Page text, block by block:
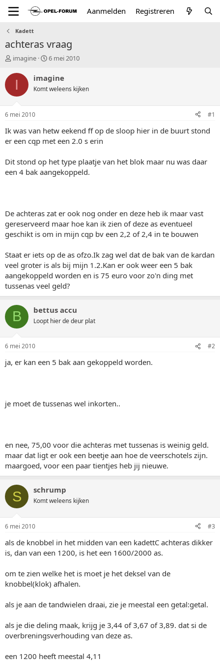
Aanmelden Registreren
Kadett
achteras vraag
T
p
a
r
e
imagine
S
a
r
t
u
m
6 mei 2010
I imagine
Komt weleens kijken
6 mei 2010 #1
Ik was van hetw eekend ff op de sloop hier in de buurt stond
er een cqp met een 2.0 s erin
Dit stond op het type plaatje van het blok maar nu was daar
een 4 bak aangekoppeld.
De achteras zat er ook nog onder en deze heb ik maar vast
gereserveerd maar hoe kan ik zien of deze as eventueel
geschikt is om in mijn cqp bv een 2,2 of 2,4 in te bouwen
Staat er iets op de as ofzo.Ik zag wel dat de bak van de kardan
veel groter is als bij mijn 1.2.Kan er ook weer een 5 bak
aangekoppeld worden en is 75 euro voor zo'n ding met
tussenas veel geld?
B bettus accu
Loopt hier de deur plat
6 mei 2010 #2
ja, er kan een 5 bak aan gekoppeld worden.
je moet de tussenas wel inkorten..
en nee, 75,00 voor die achteras met tussenas is weinig geld.
maar dat ligt er ook een beetje aan hoe de veerschotels zijn.
maargoed, voor een paar tientjes heb jij nieuwe.
S schrump
Komt weleens kijken
6 mei 2010 #3
als de knobbel in het midden van een kadettC achteras dikker
is, dan van een 1200, is het een 1600/2000 as.
om te zien welke het is moet je het deksel van de
knobbel(klok) afhalen.
als je aan de tandwielen draai, zie je meestal een getal:getal.
als je die deling maak, krijg je 3,44 of 3,67 of 3,89. dat si de
overbreningsverhouding van deze as.
een 1200 heeft meestal 4,11